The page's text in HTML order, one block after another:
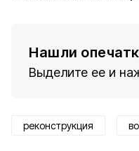
Нашли
Выделите ее и
реконструкция